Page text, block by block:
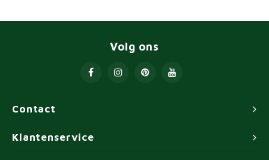
Contact
Volg ons
Klantenservice